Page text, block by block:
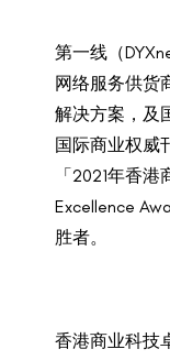
第一线（
网络服务供货
解决方案，及
国际商业权威
「2021年香
Excellence
胜者。
香港商业科技